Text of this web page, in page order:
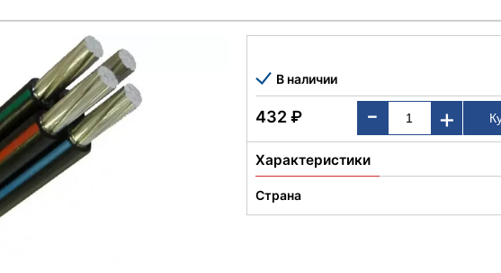
В наличии
432₽ - +
Характеристики
Страна